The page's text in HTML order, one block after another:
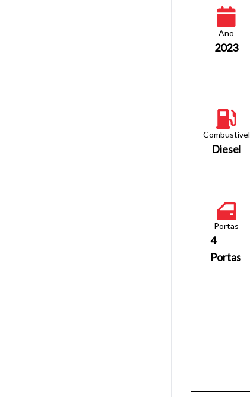
Ano
2023
Combustível
Diesel
Portas
4
Portas